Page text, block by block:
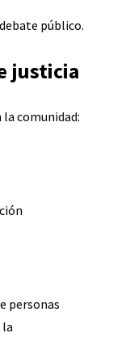
público.
justicia
comunidad:
personas